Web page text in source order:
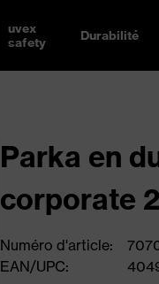
uvex
safety
Durabilité
Parka en
corporate
Numéro d'article:
EAN/UPC: